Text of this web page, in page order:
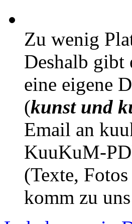
Zu wenig
Deshalb gibt
eine eigene
(kunst und
Email an
KuuKuM-
(Texte,
komm zu